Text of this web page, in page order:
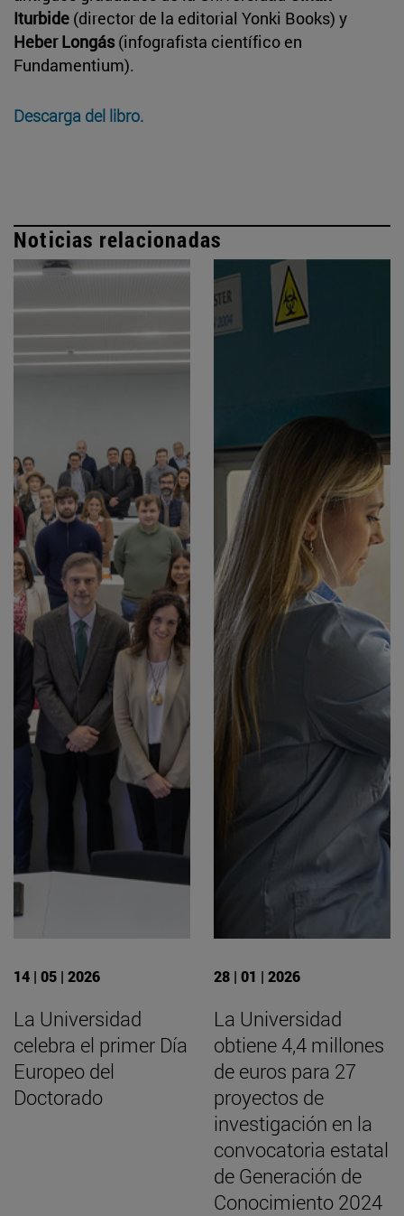
Iturbide (director de la editorial Yonki Books) y
Heber Longás(infografista científico en
Fundamentium).
Descarga del libro.
Noticias relacionadas
14 | 05 | 2026
La Universidad
celebra el primer Día
Europeo del
Doctorado
28 | 01 | 2026
La Universidad
obtiene 4,4 millones
de euros para 27
proyectos de
investigación en la
convocatoria estatal
de Generación de
Conocimiento 2024